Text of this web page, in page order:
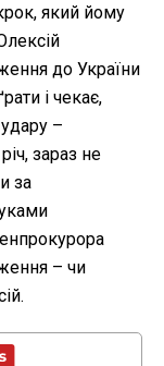
який йому
до України
і чекає,
–
зараз не
за
– чи